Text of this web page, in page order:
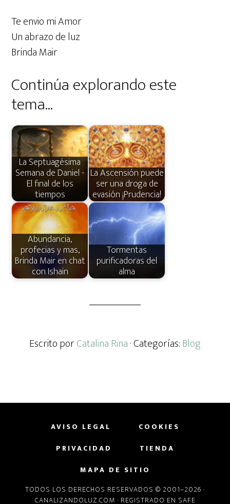
Te envio mi Amor
Un abrazo de luz
Brinda Mair
Continúa explorando este
tema...
La Septuagésima
Semana de Daniel -
El final de los
tiempos
La Ascensión puede
ser una droga de
evasión ¡Prudencia!
Abundancia,
profecias y mas,
Brinda Mair en chat
con Ishain
Tormentas
purificadoras del
alma
Escrito porCatalina Rina· Categorías: Blog
AVISO LEGAL
COOKIES
PRIVACIDAD
TIENDA
MAPA DE SITIO
TODOS LOS DERECHOS RESERVADOS © 2001–2026 ·
CANALIZANDOLUZ.COM · REGISTRADO EN SAFE